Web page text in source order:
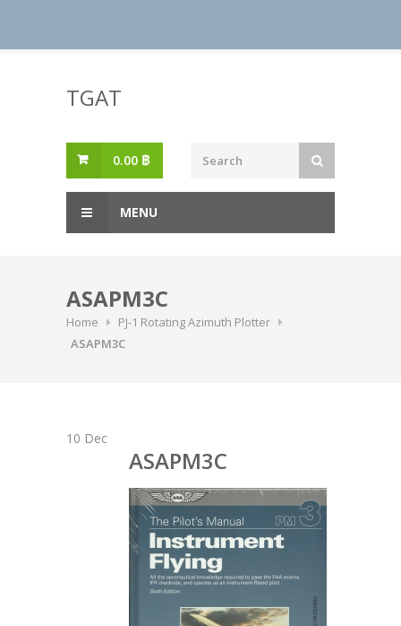
TGAT
0.00 ฿
MENU
ASAPM3C
Home
PJ-1 Rotating Azimuth Plotter
ASAPM3C
10 Dec
ASAPM3C